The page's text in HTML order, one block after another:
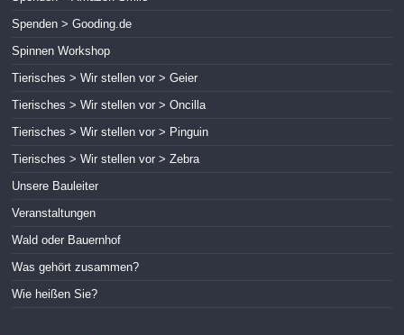
Spenden > Gooding.de
Spinnen Workshop
Tierisches > Wir stellen vor > Geier
Tierisches > Wir stellen vor > Oncilla
Tierisches > Wir stellen vor > Pinguin
Tierisches > Wir stellen vor > Zebra
Unsere Bauleiter
Veranstaltungen
Wald oder Bauernhof
Was gehört zusammen?
Wie heißen Sie?